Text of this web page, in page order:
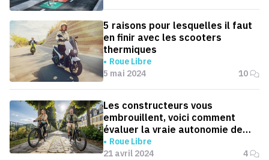
5 raisons pour lesquelles il faut
en finir avec les scooters
thermiques
Roue Libre
5 mai 2024
10
Les constructeurs vous
embrouillent, voici comment
évaluer la vraie autonomie de
votre vélo électrique
Roue Libre
21 avril 2024
4